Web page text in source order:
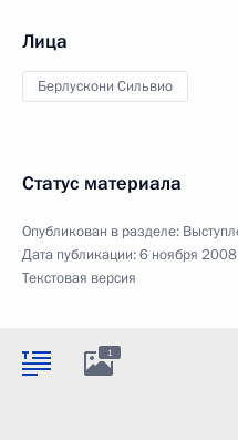
Лица
Берлускони Сильвио
Статус материала
Опубликован в разделе:
Дата публикации:6 ноября
Текстовая версия
1